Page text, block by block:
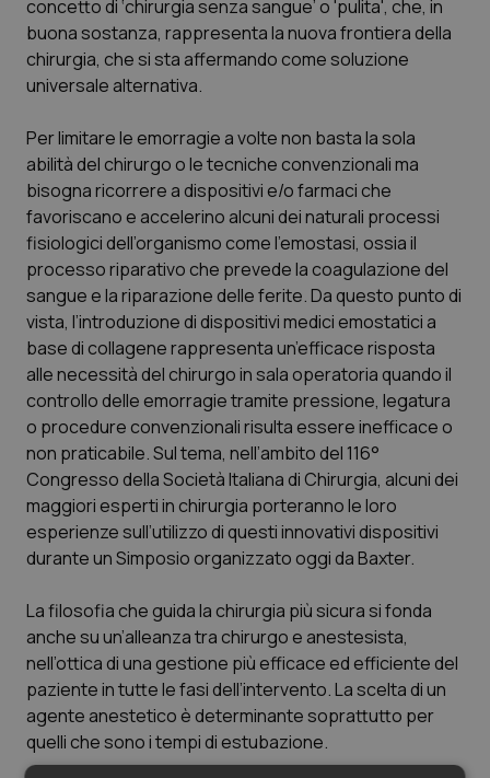
Quotidiano Cardiologia
Quotidiano Chirurgia
Quotidiano Oncologia
Quotidiano Pediatria
Rene & patologie urogenitali
Salute orale & impianti
Sangue & coagulazione
Tiroide
Tumore al seno
Tumore ovarico
Tumori del Polmone & Testa Collo
Tumori gastrointestinali
Ulcera & Reflusso
Vaccini
concetto di ‘chirurgia senza sangue’ o 'pulita', che, in
buona sostanza, rappresenta la nuova frontiera della
chirurgia, che si sta affermando come soluzione
universale alternativa.
Per limitare le emorragie a volte non basta la sola
abilità del chirurgo o le tecniche convenzionali ma
bisogna ricorrere a dispositivi e/o farmaci che
favoriscano e accelerino alcuni dei naturali processi
fisiologici dell’organismo come l'emostasi, ossia il
processo riparativo che prevede la coagulazione del
sangue e la riparazione delle ferite. Da questo punto di
vista, l’introduzione di dispositivi medici emostatici a
base di collagene rappresenta un’efficace risposta
alle necessità del chirurgo in sala operatoria quando il
controllo delle emorragie tramite pressione, legatura
o procedure convenzionali risulta essere inefficace o
non praticabile. Sul tema, nell’ambito del 116°
Congresso della Società Italiana di Chirurgia, alcuni dei
maggiori esperti in chirurgia porteranno le loro
esperienze sull’utilizzo di questi innovativi dispositivi
durante un Simposio organizzato oggi da Baxter.
La filosofia che guida la chirurgia più sicura si fonda
anche su un’alleanza tra chirurgo e anestesista,
nell’ottica di una gestione più efficace ed efficiente del
paziente in tutte le fasi dell’intervento. La scelta di un
agente anestetico è determinante soprattutto per
quelli che sono i tempi di estubazione.